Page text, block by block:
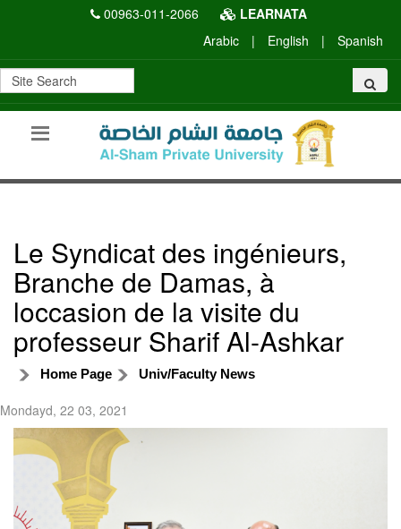
00963-011-2066
LEARNATA
Arabic
| English | Spanish
Le Syndicat des ingénieurs,
Branche de Damas, à
loccasion de la visite du
professeur Sharif Al-Ashkar
Home Page Univ/Faculty News
Mondayd, 22 03, 2021